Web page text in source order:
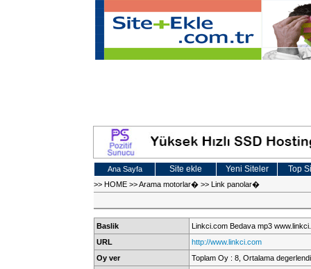
Ana Sayfa Site ekle Yeni Siteler Top
>> HOME >>Arama motorlar� >> Link panolar�
Baslik
Linkci.com Bedava mp3
URL
http://www.linkci.com
Oy ver
Toplam Oy : 8, Ortalama